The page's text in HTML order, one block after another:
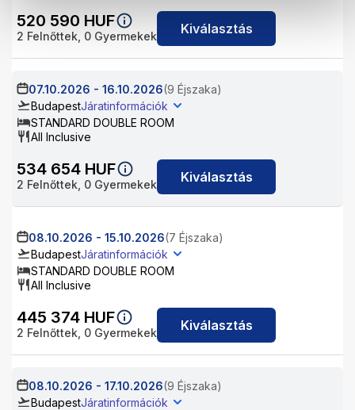
520 590 HUF
2 Felnőttek, 0 Gyermekek Kiválasztás
07.10.2026 - 16.10.2026(9 Éjszaka)
BudapestJáratinformációk
STANDARD DOUBLE ROOM
All Inclusive
534 654 HUF
2 Felnőttek, 0 Gyermekek Kiválasztás
08.10.2026 - 15.10.2026(7 Éjszaka)
BudapestJáratinformációk
STANDARD DOUBLE ROOM
All Inclusive
445 374 HUF
2 Felnőttek, 0 Gyermekek Kiválasztás
08.10.2026 - 17.10.2026(9 Éjszaka)
BudapestJáratinformációk